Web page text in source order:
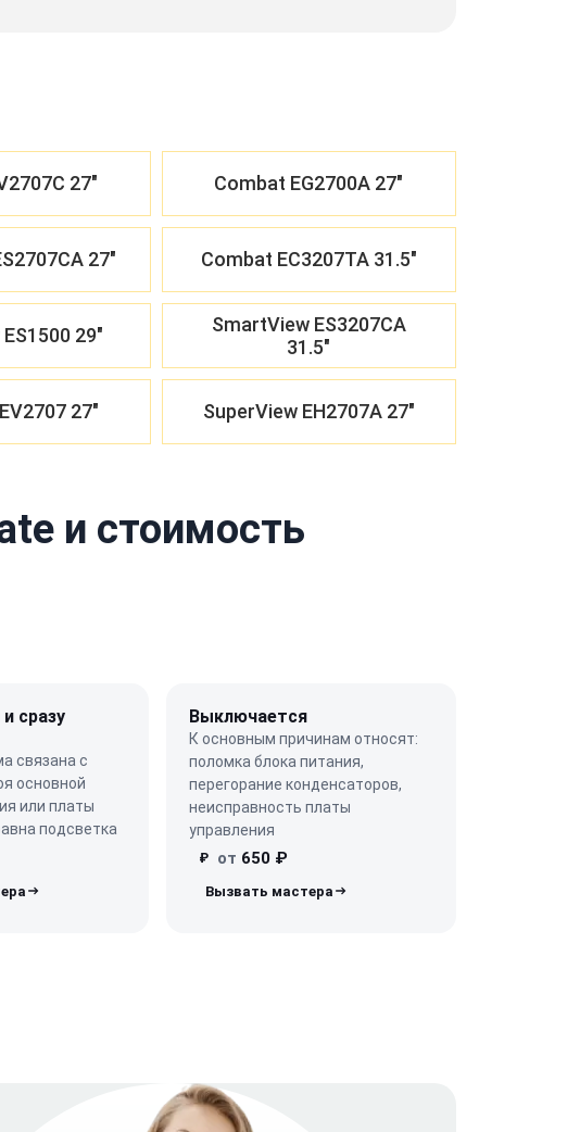
27" Combat EG2700A 27"
27" Combat EC3207TA 31.5"
29"
SmartView ES3207CA
31.5"
27" SuperView EH2707A 27"
и стоимость
сразу
связана с
основной
или платы
подсветка
Выключается
К основным причинам относят:
поломка блока питания,
перегорание конденсаторов,
неисправность платы
управления
₽ от 650 ₽